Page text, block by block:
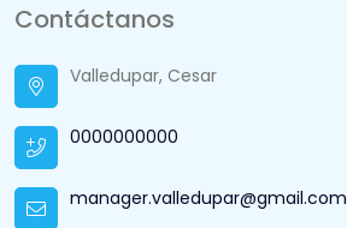
Contáctanos
Valledupar, Cesar
0000000000
manager.valledupar@gmail.com